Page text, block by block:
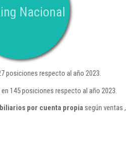
Nacional
posiciones respecto al año 2023.
145 posiciones respecto al año 2023.
por cuenta propiasegún ventas ,